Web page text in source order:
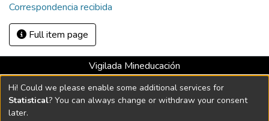
Correspondencia recibida
Full item page
Vigilada Mineducación
Universidad con Acreditación Institucional hasta 2026 -
Resolución MEN 2158 de 2018
Hi! Could we please enable some additional services for
Statistical? You can always change or withdraw your consent
later.